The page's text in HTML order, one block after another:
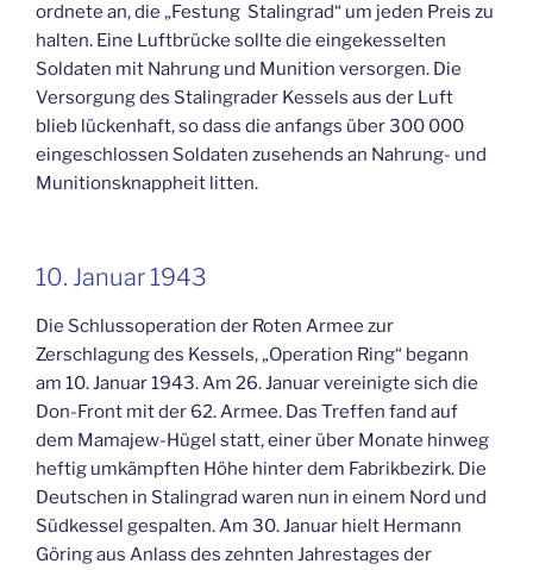
ordnete an, die „Festung Stalingrad“ um jeden Preis zu
halten. Eine Luftbrücke sollte die eingekesselten
Soldaten mit Nahrung und Munition versorgen. Die
Versorgung des Stalingrader Kessels aus der Luft
blieb lückenhaft, so dass die anfangs über 300 000
eingeschlossen Soldaten zusehends an Nahrung- und
Munitionsknappheit litten.
10. Januar 1943
Die Schlussoperation der Roten Armee zur
Zerschlagung des Kessels, „Operation Ring“ begann
am 10. Januar 1943. Am 26. Januar vereinigte sich die
Don-Front mit der 62. Armee. Das Treffen fand auf
dem Mamajew-Hügel statt, einer über Monate hinweg
heftig umkämpften Höhe hinter dem Fabrikbezirk. Die
Deutschen in Stalingrad waren nun in einem Nord und
Südkessel gespalten. Am 30. Januar hielt Hermann
Göring aus Anlass des zehnten Jahrestages der